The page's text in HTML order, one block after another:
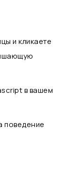
и кликаете
в вашем
поведение